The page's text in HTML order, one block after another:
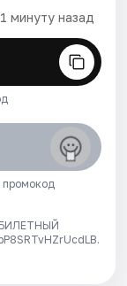
минуту назад
промокод